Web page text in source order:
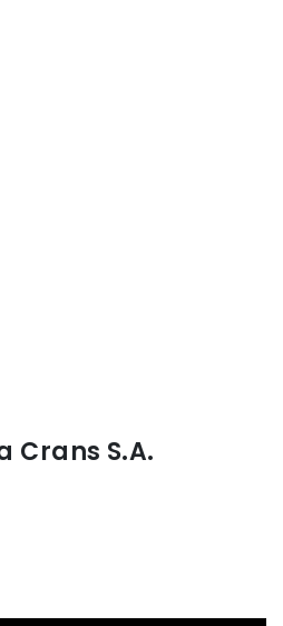
Crans S.A.